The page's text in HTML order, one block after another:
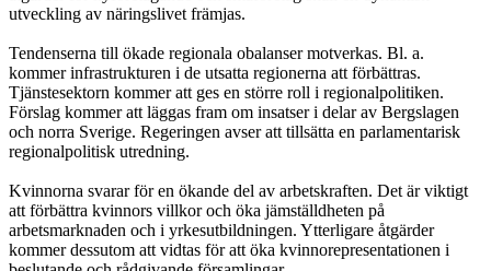
utveckling av näringslivet främjas.
Tendenserna till ökade regionala obalanser motverkas. Bl. a.
kommer infrastrukturen i de utsatta regionerna att förbättras.
Tjänstesektorn kommer att ges en större roll i regionalpolitiken.
Förslag kommer att läggas fram om insatser i delar av Bergslagen
och norra Sverige. Regeringen avser att tillsätta en parlamentarisk
regionalpolitisk utredning.
Kvinnorna svarar för en ökande del av arbetskraften. Det är viktigt
att förbättra kvinnors villkor och öka jämställdheten på
arbetsmarknaden och i yrkesutbildningen. Ytterligare åtgärder
kommer dessutom att vidtas för att öka kvinnorepresentationen i